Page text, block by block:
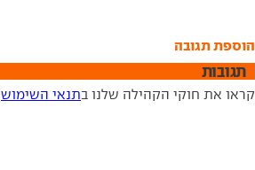
הוספת תגובה
תגובות
קראו את חוקי הקהילה שלנו בתנאי השימוש